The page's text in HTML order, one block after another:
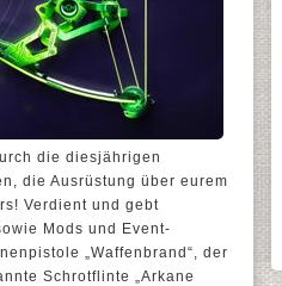
die diesjährigen
die Ausrüstung über eurem
Verdient und gebt
Mods und Event-
„Waffenbrand“, der
Schrotflinte „Arkane